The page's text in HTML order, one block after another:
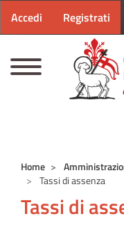
Menu profilo utente
Accedi Registrati
Home
Tassi di assenza
Tassi di